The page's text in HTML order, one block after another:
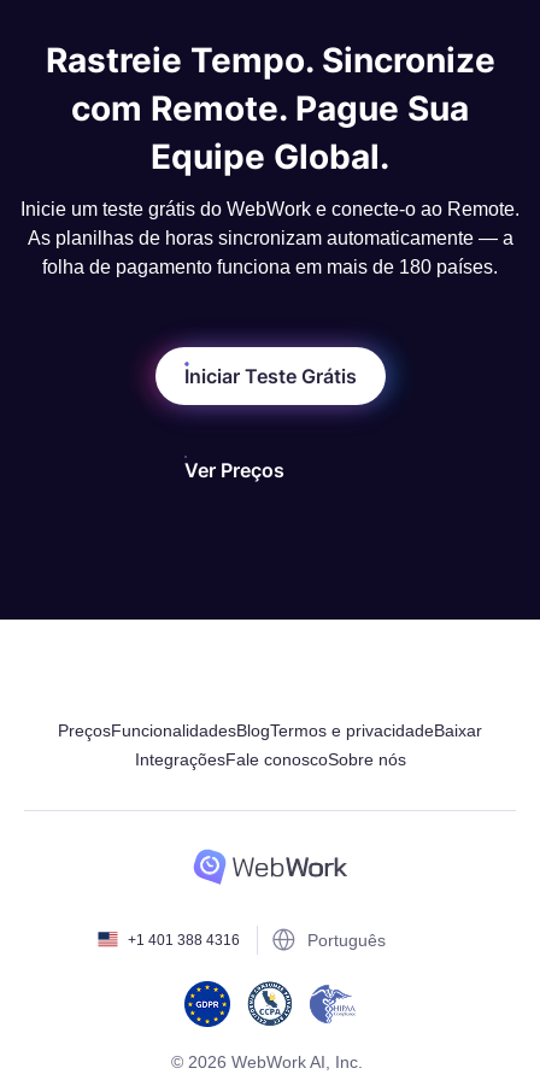
Rastreie Tempo. Sincronize
com Remote. Pague Sua
Equipe Global.
Inicie um teste grátis do WebWork e conecte-o ao Remote.
As planilhas de horas sincronizam automaticamente — a
folha de pagamento funciona em mais de 180 países.
Iniciar Teste Grátis
Ver Preços
PreçosFuncionalidadesBlogTermos e privacidadeBaixar
IntegraçõesFale conoscoSobre nós
+1 401 388 4316 Português
© 2026 WebWork AI, Inc.